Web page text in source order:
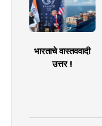
भारताचे वास्तववादी
उत्तर !